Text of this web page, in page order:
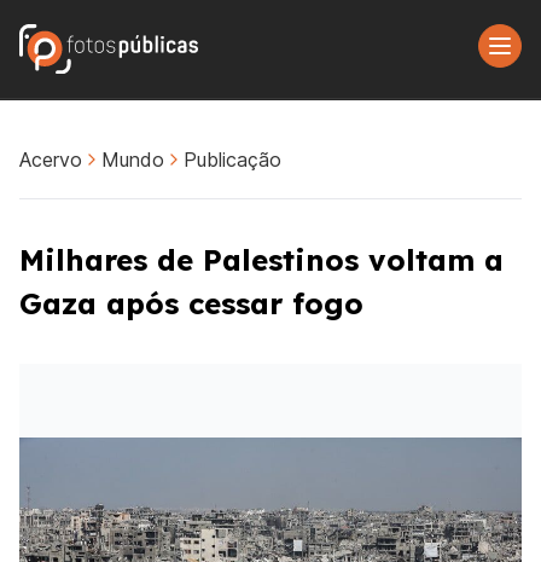
Acervo Mundo Publicação
Milhares de Palestinos voltam a
Gaza após cessar fogo